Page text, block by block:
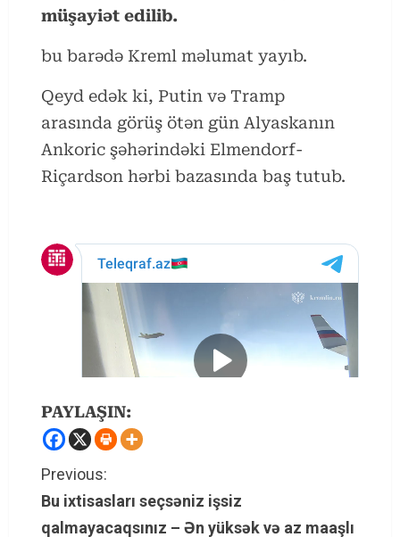
müşayiət edilib.
bu barədə Kreml məlumat yayıb.
Qeyd edək ki, Putin və Tramp
arasında görüş ötən gün Alyaskanın
Ankoric şəhərindəki Elmendorf-
Riçardson hərbi bazasında baş tutub.
PAYLAŞIN:
C
o
Previous:
Bu ixtisasları seçsəniz işsiz
qalmayacaqsınız – Ən yüksək və az maaşlı